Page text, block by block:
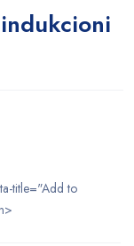
title="Add to